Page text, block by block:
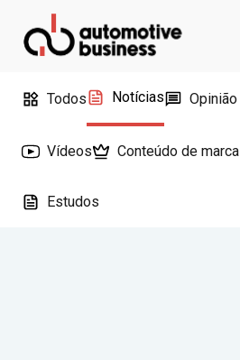
Todos Notícias Opinião
Vídeos Conteúdo de marca
Estudos